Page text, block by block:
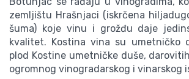
zemljištu Hrašnjaci (iskrčena
šuma) koje vinu i grožđu daje
kvalitet. Kostina vina su umetničko
plod Kostine umetničke duše,
ogromnog vinogradarskog i vinarskog